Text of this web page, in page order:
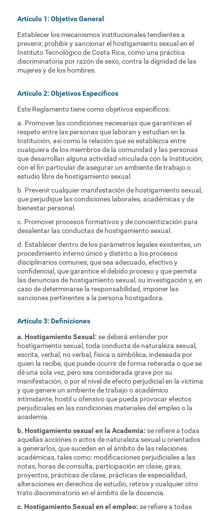
Artículo 1: Objetivo General
Establecer los mecanismos institucionales tendientes a
prevenir, prohibir y sancionar el hostigamiento sexual en el
Instituto Tecnológico de Costa Rica, como una práctica
discriminatoria por razón de sexo, contra la dignidad de las
mujeres y de los hombres.
Artículo 2: Objetivos Específicos
Este Reglamento tiene como objetivos específicos:
a. Promover las condiciones necesarias que garanticen el
respeto entre las personas que laboran y estudian en la
Institución, así como la relación que se establezca entre
cualquiera de los miembros de la comunidad y las personas
que desarrollan alguna actividad vinculada con la Institución;
con el fin particular de asegurar un ambiente de trabajo o
estudio libre de hostigamiento sexual.
b. Prevenir cualquier manifestación de hostigamiento sexual,
que perjudique las condiciones laborales, académicas y de
bienestar personal.
c. Promover procesos formativos y de concientización para
desalentar las conductas de hostigamiento sexual.
d. Establecer dentro de los parámetros legales existentes, un
procedimiento interno único y distinto a los procesos
disciplinarios comunes; que sea adecuado, efectivo y
confidencial, que garantice el debido proceso y que permita
las denuncias de hostigamiento sexual, su investigación y, en
caso de determinarse la responsabilidad, imponer las
sanciones pertinentes a la persona hostigadora.
Artículo 3: Definiciones
a. Hostigamiento Sexual: se deberá entender por
hostigamiento sexual, toda conducta de naturaleza sexual,
escrita, verbal, no verbal, física o simbólica, indeseada por
quien la recibe, que puede ocurrir de forma reiterada o que se
dé una sola vez, pero sea considerada grave por su
manifestación, o por el nivel de efecto perjudicial en la víctima
y que genere un ambiente de trabajo o académico
intimidante, hostil u ofensivo que pueda provocar efectos
perjudiciales en las condiciones materiales del empleo o la
academia.
b. Hostigamiento sexual en la Academia: se refiere a todas
aquellas acciones o actos de naturaleza sexual u orientados
a generarlos, que suceden en el ámbito de las relaciones
académicas, tales como: modificaciones perjudiciales a las
notas, horas de consulta, participación en clase, giras,
proyectos, prácticas de clase, prácticas de especialidad,
alteraciones en derechos de estudio, retiros y cualquier otro
trato discriminatorio en el ámbito de la docencia.
c. Hostigamiento Sexual en el empleo: se refiere a todas